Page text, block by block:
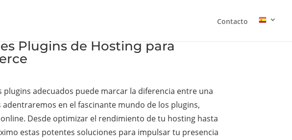
Contacto
Plugins de Hosting para
adecuados puede marcar la diferencia entre una
en el fascinante mundo de los plugins,
Desde optimizar el rendimiento de tu hosting hasta
estas potentes soluciones para impulsar tu presencia